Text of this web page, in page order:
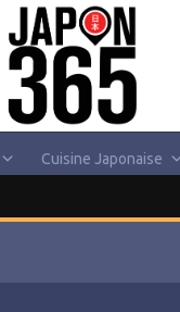
Cuisine Japonaise